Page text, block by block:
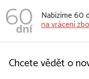
Nabízíme 60
na vrácení
Chcete vědět o